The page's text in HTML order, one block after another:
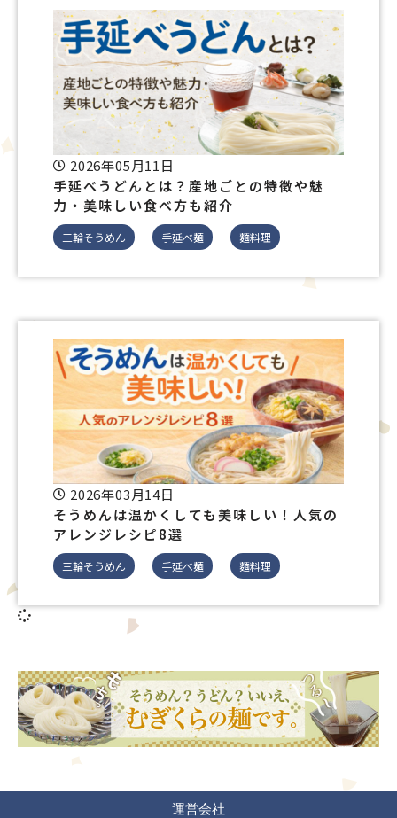
2026年05月11日
手延べうどんとは？産地ごとの特徴や魅
力・美味しい食べ方も紹介
三輪そうめん 手延べ麺 麵料理
2026年03月14日
そうめんは温かくしても美味しい！人気の
アレンジレシピ8選
三輪そうめん 手延べ麺 麵料理
運営会社